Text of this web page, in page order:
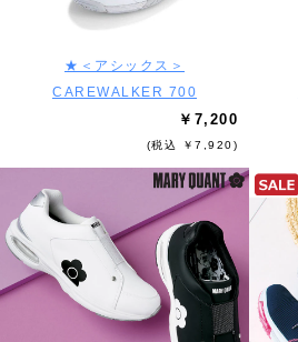
★＜アシックス＞
CAREWALKER 700
￥7,200
(税込 ￥7,920)